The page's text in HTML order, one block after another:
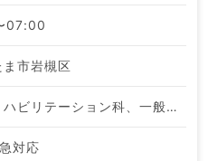
07:00
市岩槻区
神経内科、リハビリテーション科、一般内科、循環器内科、呼吸器内科、消化器内科、内分泌・代謝内科、腎臓内科、老年内科、血液内科、外科系全般、一般外科
対応